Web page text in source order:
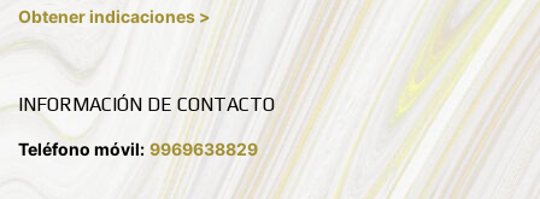
Obtener indicaciones >
INFORMACIÓN DE CONTACTO
Teléfono móvil: 9969638829